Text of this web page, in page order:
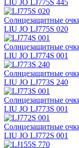
LIU JO LJ775S 445
Солнцезащитные
LIU JO LJ775S 020
Солнцезащитные
LIU JO LJ774S 001
Солнцезащитные
LIU JO LJ773S 240
Солнцезащитные
LIU JO LJ773S 001
Солнцезащитные
LIU JO LJ772S 001